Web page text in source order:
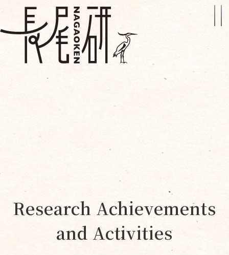
Research Achievements
and Activities